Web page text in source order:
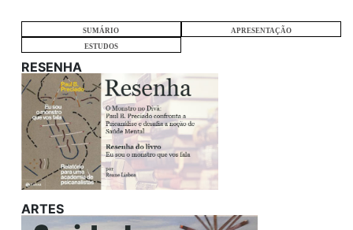
SUMÁRIO
APRESENTAÇÃO
ESTUDOS
RESENHA
ARTES